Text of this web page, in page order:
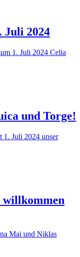
Juli 2024
1. Juli 2024 Celia
und Torge!
1. Juli 2024 unser
Mai und Niklas